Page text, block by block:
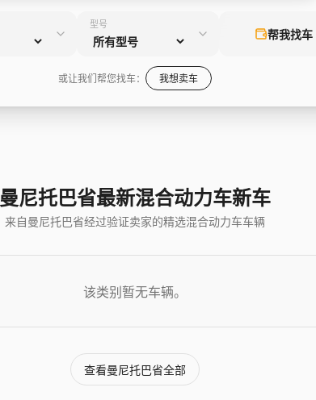
型号
帮我找车
或让我们帮您找车： 我想卖车
曼尼托巴省最新混合动力车新车
来自曼尼托巴省经过验证卖家的精选混合动力车车辆
该类别暂无车辆。
查看曼尼托巴省全部